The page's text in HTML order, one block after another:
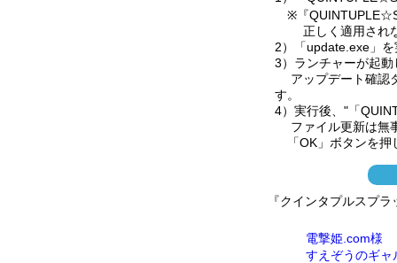
※『
正しく適用されな
2）「update.exe」
3）ランチャーが起
アップデート確認
す。
4）実行後、"「
ファイル更新は無
「OK」ボタンを押
『クインタプルスプ
電撃姫.com様
すえぞうのギャ